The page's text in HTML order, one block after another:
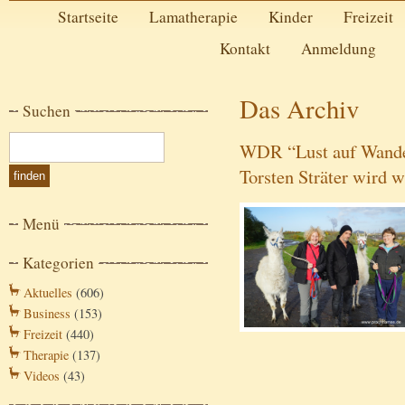
Startseite Lamatherapie Kinder
Freizeit
Kontakt
Anmeldung
Suchen
Menü
Kategorien
Aktuelles (606)
Business (153)
Freizeit (440)
Therapie (137)
Videos (43)
Das Archiv
WDR “Lust auf
Torsten Sträter wird